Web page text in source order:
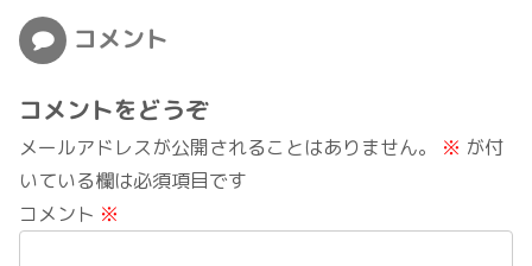
コメント
コメントをどうぞ
メールアドレスが公開されることはありません。 ※ が付
いている欄は必須項目です
コメント ※